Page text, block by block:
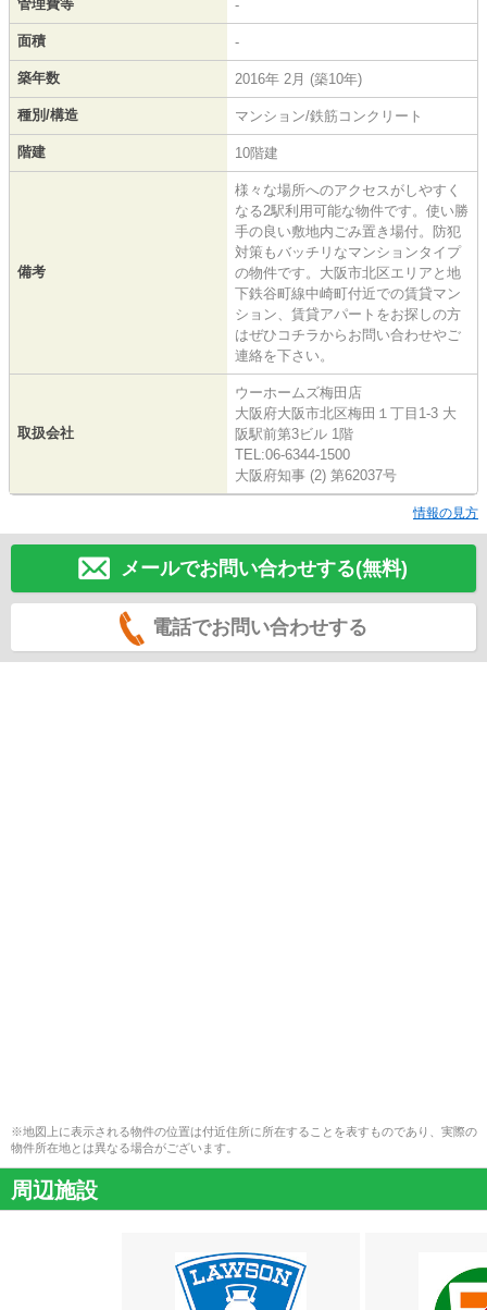
管理費等 -
面積 -
築年数 2016年 2月 (築10年)
種別/構造 マンション/鉄筋コンクリート
階建 10階建
備考
様々な場所へのアクセスがしやすく
なる2駅利用可能な物件です。使い勝
手の良い敷地内ごみ置き場付。防犯
対策もバッチリなマンションタイプ
の物件です。大阪市北区エリアと地
下鉄谷町線中崎町付近での賃貸マン
ション、賃貸アパートをお探しの方
はぜひコチラからお問い合わせやご
連絡を下さい。
取扱会社
ウーホームズ梅田店
大阪府大阪市北区梅田１丁目1-3 大
阪駅前第3ビル 1階
TEL:06-6344-1500
大阪府知事 (2) 第62037号
情報の見方
メールでお問い合わせする(無料)
電話でお問い合わせする
※地図上に表示される物件の位置は付近住所に所在することを表すものであり、実際の
物件所在地とは異なる場合がございます。
周辺施設